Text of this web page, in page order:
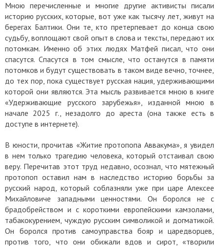
Мною перечисленные и многие другие активисты писали
историю русских, которые, вот уже как тысячу лет, живут на
берегах Балтики. Они те, кто претерпевает до конца свою
судьбу, воплощают свой опыт в слова и тексты, передают их
потомкам. Именно об этих людях Матфей писал, что они
спасутся. Спасутся в том смысле, что останутся в памяти
потомков и будут существовать в таком виде вечно, точнее,
до тех пор, пока существует русская нация, удерживающими
которой они являются. Эта мысль развивается мною в книге
«Удерживающие русского зарубежья», изданной мною в
начале 2025 г., незадолго до ареста (она также есть в
доступе в интернете).
В юности, прочитав «Житие протопопа Аввакума», я увидел
в нем только трагедию человека, который отстаивал свою
веру. Перечитав этот труд недавно, осознал, что мятежный
протопоп оставил нам в наследство историю борьбы за
русский народ, который соблазняли уже при царе Алексее
Михайловиче западными ценностями. Он боролся не с
брадобрейством и с короткими европейскими камзолами,
табакокурением, чуждую русским символикой и догматикой.
Он боролся против самоуправства бояр и царедворцев,
против того, что они обижали вдов и сирот, «творили